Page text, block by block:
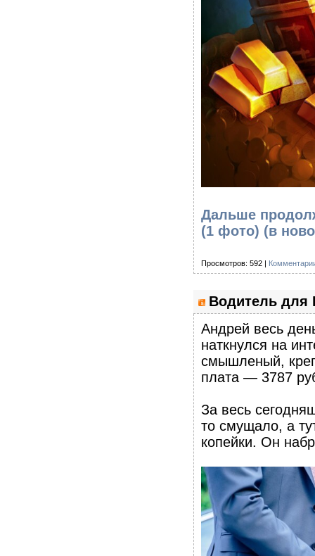
Дальше
(1 фото) (в
Просмотров: 592 |
Водитель для
Андрей весь
наткнулся на
смышленый,
плата — 3787
За весь
то смущало, а
копейки. Он